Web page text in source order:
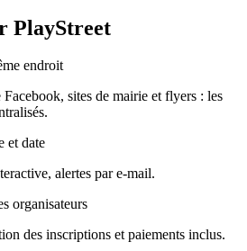
PlayStreet
endroit
sites de mairie et flyers : les
et date
alertes par e-mail.
organisateurs
des inscriptions et paiements inclus.